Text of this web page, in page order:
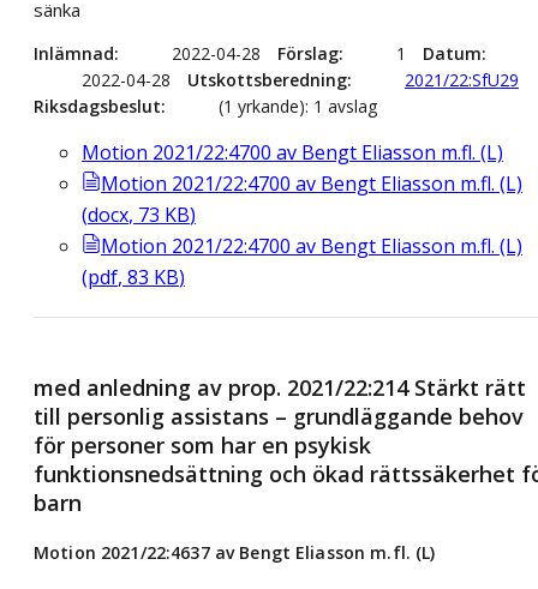
sänka
Inlämnad 2022-04-28 Förslag 1
Datum
2022-04-28
Utskottsberedning
2021/22:SfU29
Riksdagsbeslut
(1 yrkande): 1 avslag
Motion 2021/22:4700 av Bengt Eliasson m.fl. (L)
Motion 2021/22:4700 av Bengt Eliasson m.fl. (L)
(docx, 73 KB)
Motion 2021/22:4700 av Bengt Eliasson m.fl. (L)
(pdf, 83 KB)
med anledning av prop. 2021/22:214 Stärkt rätt
till personlig assistans – grundläggande behov
för personer som har en psykisk
funktionsnedsättning och ökad rättssäkerhet
barn
Motion 2021/22:4637 av Bengt Eliasson m.fl. (L)